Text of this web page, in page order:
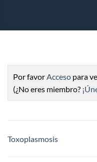
Por favorAcceso para
(¿No eres miembro?
Toxoplasmosis